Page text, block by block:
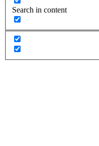
Search in content